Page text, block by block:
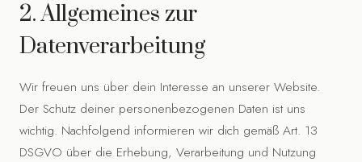
2. Allgemeines zur
Datenverarbeitung
Wir freuen uns über dein Interesse an unserer Website.
Der Schutz deiner personenbezogenen Daten ist uns
wichtig. Nachfolgend informieren wir dich gemäß Art. 13
DSGVO über die Erhebung, Verarbeitung und Nutzung